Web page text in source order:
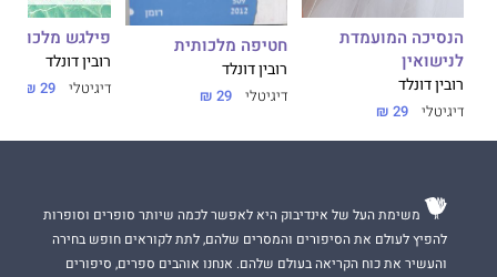
הנסיכה המועמדת
לנישואין
רובין דונלד
דיגיטלי 29 ₪
חטיפה מלכותית
רובין דונלד
דיגיטלי 29 ₪
פילגש
רובין דונלד
דיגיטלי 29 ₪
משימת העל של אינדיבוק היא לאפשר לכמה שיותר סופרים וסופרות
להפיץ לעולם את הסיפורים והמסרים שלהם, לתת לקוראים חופש בחירה
והעשיר את כוח הקריאה בעולם שלהם. אנחנו אוהבים ספרים, סיפורים